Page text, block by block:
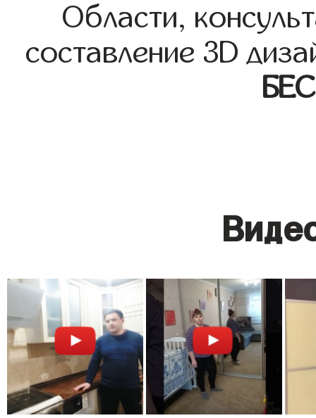
Области,
составление 3D